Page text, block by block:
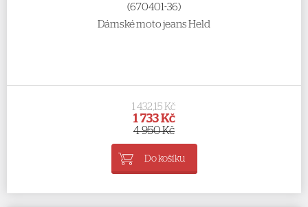
(670401-36)
Dámské moto jeans Held
1 432,15 Kč
1 733 Kč
4 950 Kč
Do košíku